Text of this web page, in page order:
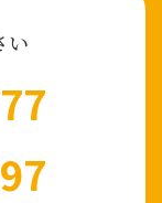
い